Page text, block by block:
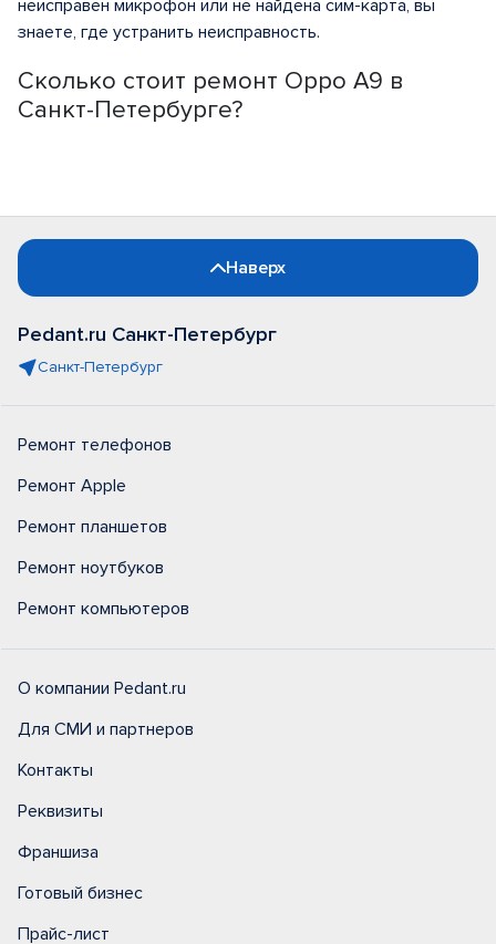
Сколько стоит ремонт Oppo A9 в
Санкт-Петербурге?
неисправен микрофон или не найдена сим-карта, вы
знаете, где устранить неисправность.
Наверх
Pedant.ru Санкт-Петербург
Санкт-Петербург
Ремонт телефонов
Ремонт Apple
Ремонт планшетов
Ремонт ноутбуков
Ремонт компьютеров
О компании Pedant.ru
Для СМИ и партнеров
Контакты
Реквизиты
Франшиза
Готовый бизнес
Прайс-лист